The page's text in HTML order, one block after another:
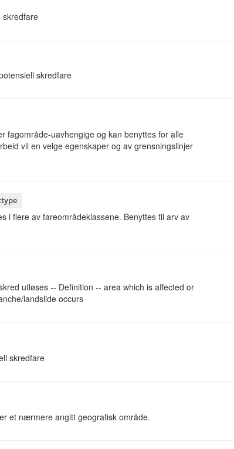
skredfare
skredfare
fagområde-uavhengige og kan benyttes for alle
vil en velge egenskaper og av grensningslinjer
i flere av fareområdeklassene. Benyttes til arv av
utløses -- Definition -- area which is affected or
landslide occurs
skredfare
et nærmere angitt geografisk område.